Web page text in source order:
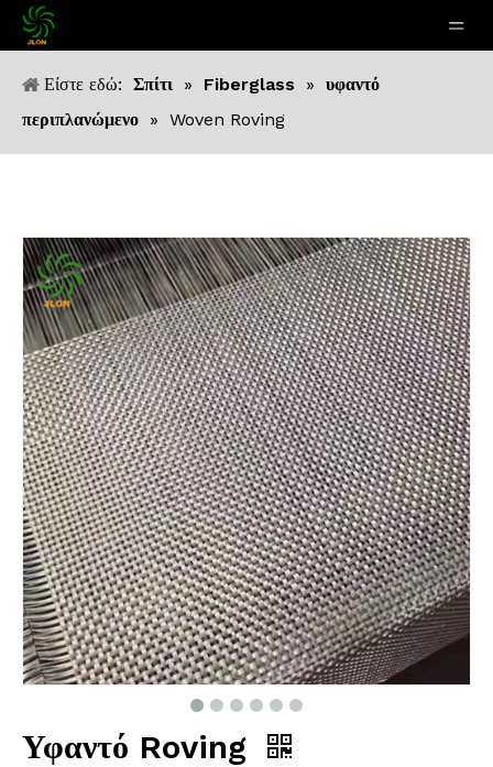
Είστε εδώ: Σπίτι » Fiberglass » υφαντό
περιπλανώμενο » Woven Roving
Υφαντό Roving